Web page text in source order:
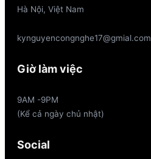
Hà Nội, Việt Nam
kynguyencongnghe17@gmial.com
Giờ làm việc
9AM -9PM
(Kể cả ngày chủ nhật)
Social